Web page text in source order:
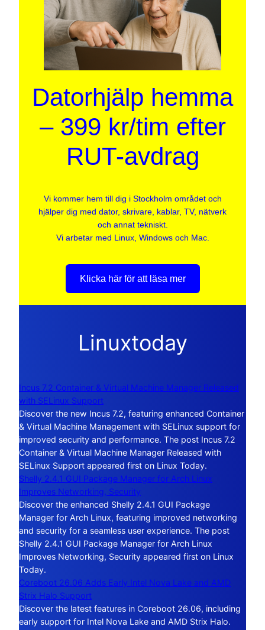
Datorhjälp hemma
– 399 kr/tim efter
RUT-avdrag
Vi kommer hem till dig i Stockholm området och
hjälper dig med dator, skrivare, kablar, TV, nätverk
och annat tekniskt.
Vi arbetar med Linux, Windows och Mac.
Klicka här för att läsa mer
Linuxtoday
Incus 7.2 Container & Virtual Machine Manager Released
with SELinux Support
Discover the new Incus 7.2, featuring enhanced Container
& Virtual Machine Management with SELinux support for
improved security and performance. The post Incus 7.2
Container & Virtual Machine Manager Released with
SELinux Support appeared first on Linux Today.
Shelly 2.4.1 GUI Package Manager for Arch Linux
Improves Networking, Security
Discover the enhanced Shelly 2.4.1 GUI Package
Manager for Arch Linux, featuring improved networking
and security for a seamless user experience. The post
Shelly 2.4.1 GUI Package Manager for Arch Linux
Improves Networking, Security appeared first on Linux
Today.
Coreboot 26.06 Adds Early Intel Nova Lake and AMD
Strix Halo Support
Discover the latest features in Coreboot 26.06, including
early support for Intel Nova Lake and AMD Strix Halo.